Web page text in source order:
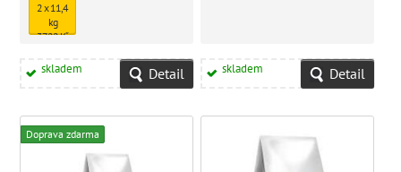
2 x 11,4
kg
3722 Kč
skladem Detail skladem Detail
Doprava zdarma